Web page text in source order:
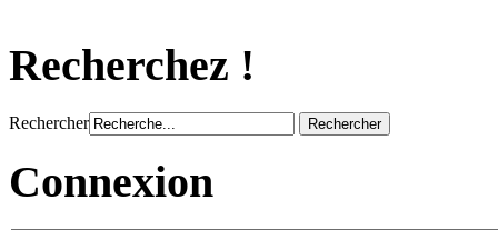
Recherchez !
Rechercher
Connexion